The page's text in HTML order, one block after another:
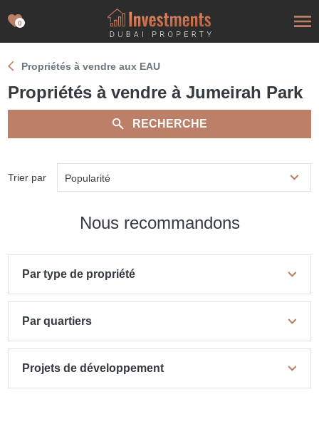
0
Propriétés à vendre aux EAU
Propriétés à vendre à Jumeirah Park
RECHERCHE
Trier par Popularité
Nous recommandons
Par type de propriété
Par quartiers
Projets de développement